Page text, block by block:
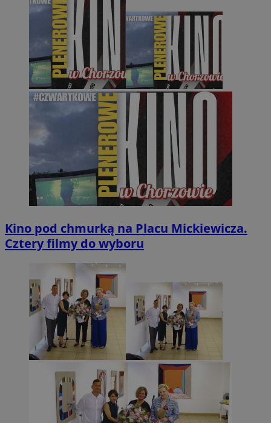
Kino pod chmurką na Placu Mickiewicza.
Cztery filmy do wyboru